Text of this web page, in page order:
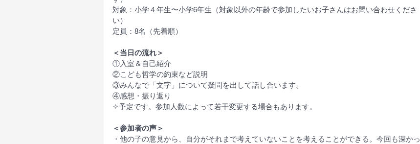
対象：小学４年生〜小学6年生（対象以外の年齢で参加したいお子さんはお問い合わせくださ
い）
定員：8名（先着順）
＜当日の流れ＞
①入室＆自己紹介
②こども哲学の約束など説明
③みんなで「文字」について疑問を出して話し合います。
④感想・振り返り
✧予定です。参加人数によって若干変更する場合もあります。
＜参加者の声＞
・他の子の意見から、自分がそれまで考えていないことを考えることができる。今回も深かっ